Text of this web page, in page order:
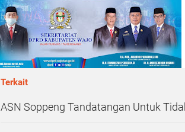
Terkait
ASN Soppeng Tandatangan Untuk